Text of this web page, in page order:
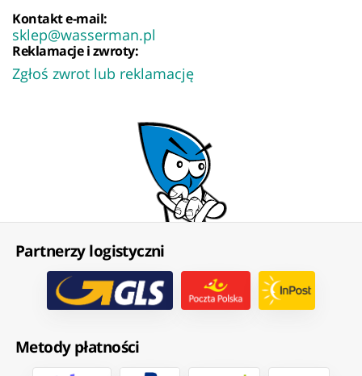
Kontakt e-mail:
sklep@wasserman.pl
Reklamacje i zwroty:
Zgłoś zwrot lub reklamację
Partnerzy logistyczni
Metody płatności